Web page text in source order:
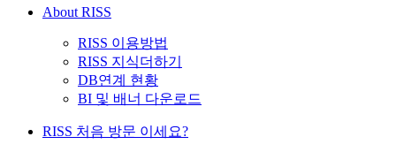
About RISS
RISS 이용방법
RISS 지식더하기
DB연계 현황
BI 및 배너 다운로드
RISS 처음 방문 이세요?